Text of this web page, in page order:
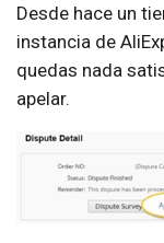
Desde hace un
instancia de
quedas nada
apelar.